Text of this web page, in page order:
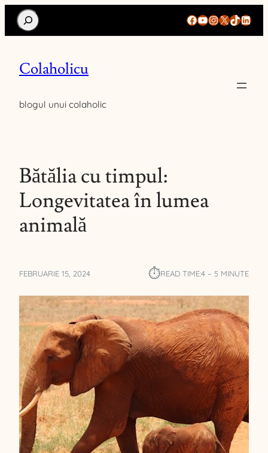
Search Facebook
YouTube
Instagram
X TikTok
Colaholicu
blogul unui colaholic
Bătălia cu timpul:
Longevitatea în lumea
animală
FEBRUARIE 15, 2024 ⏱︎READ TIME:4 – 5 MINUTE